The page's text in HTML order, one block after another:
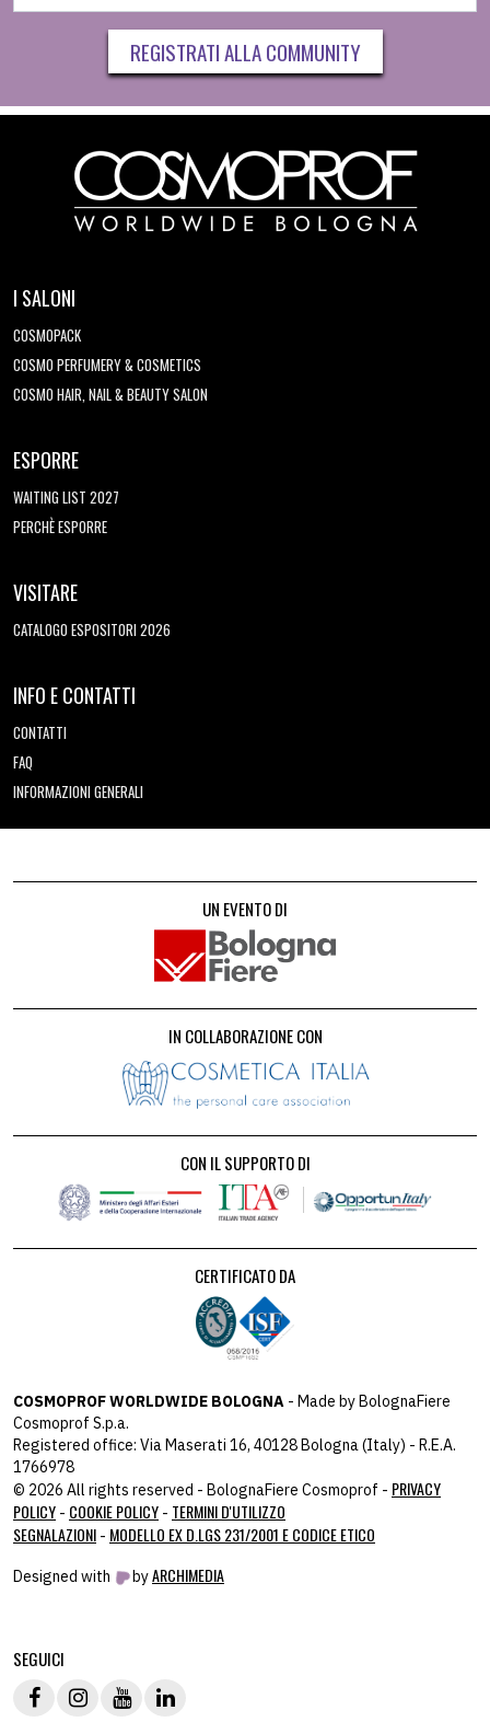
REGISTRATI ALLA COMMUNITY
I SALONI
COSMOPACK
COSMO PERFUMERY & COSMETICS
COSMO HAIR, NAIL & BEAUTY SALON
ESPORRE
WAITING LIST 2027
PERCHÈ ESPORRE
VISITARE
CATALOGO ESPOSITORI 2026
INFO E CONTATTI
CONTATTI
FAQ
INFORMAZIONI GENERALI
UN EVENTO DI
IN COLLABORAZIONE CON
CON IL SUPPORTO DI
CERTIFICATO DA
COSMOPROF WORLDWIDE BOLOGNA - Made by BolognaFiere
Cosmoprof S.p.a.
Registered office: Via Maserati 16, 40128 Bologna (Italy) - R.E.A.
1766978
© 2026 All rights reserved - BolognaFiere Cosmoprof - PRIVACY
POLICY - COOKIE POLICY - TERMINI D'UTILIZZO
SEGNALAZIONI - MODELLO EX D.LGS 231/2001 E CODICE ETICO
Designed with byARCHIMEDIA
SEGUICI